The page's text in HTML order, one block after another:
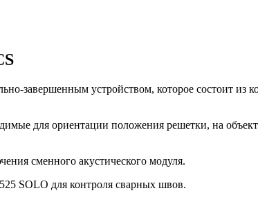
завершенным устройством, которое состоит из
для ориентации положения решетки, на
сменного акустического модуля.
SOLO для контроля сварных швов.